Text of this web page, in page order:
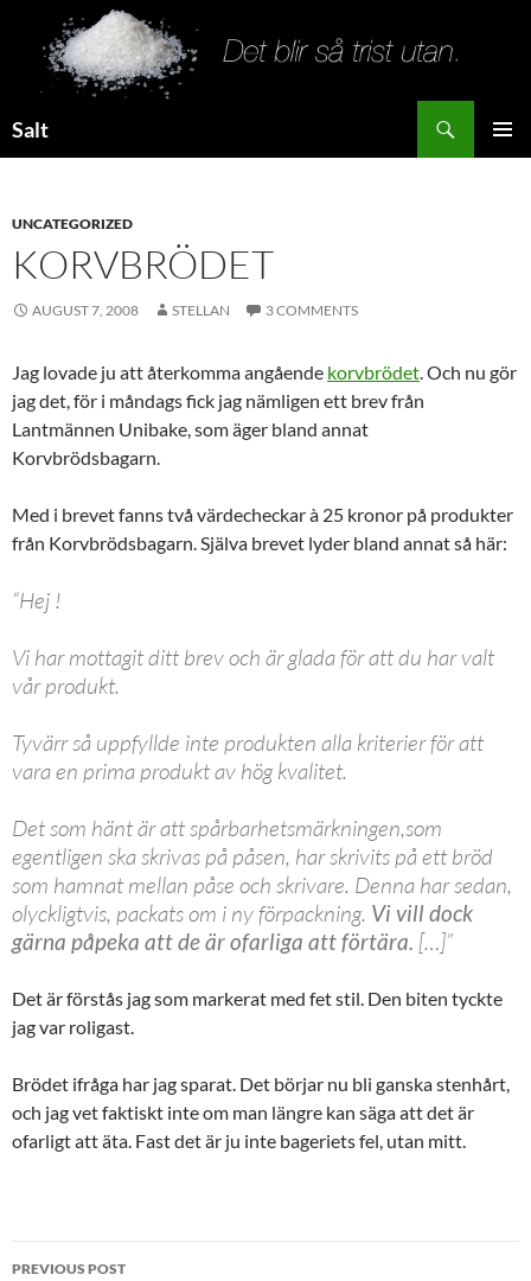
Salt
UNCATEGORIZED
KORVBRÖDET
AUGUST 7, 2008 STELLAN 3 COMMENTS
Jag lovade ju att återkomma angående korvbrödet. Och nu gör
jag det, för i måndags fick jag nämligen ett brev från
Lantmännen Unibake, som äger bland annat
Korvbrödsbagarn.
Med i brevet fanns två värdecheckar à 25 kronor på produkter
från Korvbrödsbagarn. Själva brevet lyder bland annat så här:
“Hej !
Vi har mottagit ditt brev och är glada för att du har valt
vår produkt.
Tyvärr så uppfyllde inte produkten alla kriterier för att
vara en prima produkt av hög kvalitet.
Det som hänt är att spårbarhetsmärkningen,som
egentligen ska skrivas på påsen, har skrivits på ett bröd
som hamnat mellan påse och skrivare. Denna har sedan,
olyckligtvis, packats om i ny förpackning. Vi vill dock
gärna påpeka att de är ofarliga att förtära. […]”
Det är förstås jag som markerat med fet stil. Den biten tyckte
jag var roligast.
Brödet ifråga har jag sparat. Det börjar nu bli ganska stenhårt,
och jag vet faktiskt inte om man längre kan säga att det är
ofarligt att äta. Fast det är ju inte bageriets fel, utan mitt.
Post
PREVIOUS POST